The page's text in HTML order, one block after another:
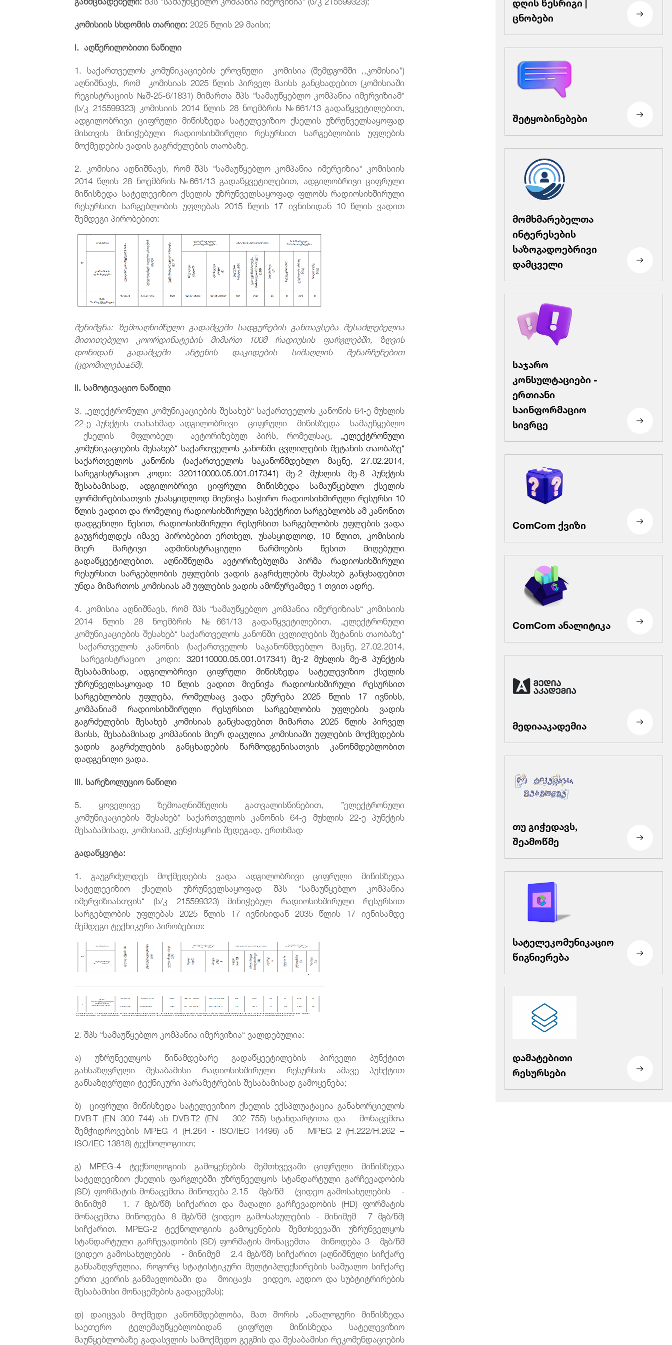
კომისიის სხდომის თარიღი:2025 წლის 29 მაისი;
I. აღწერილობითი ნაწილი
1. საქართველოს კომუნიკაციების ეროვნული კომისია (შემდგომში ,,კომისია”)
აღნიშნავს, რომ კომისიას 2025 წლის პირველ მაისს განცხადებით (კომისიაში
რეგისტრაციის №შ-25-6/1831) მიმართა შპს “სამაუწყებლო კომპანია იმერვიზიამ“
(ს/კ 215599323) კომისიის 2014 წლის 28 ნოემბრის №661/13 გადაწყვეტილებით,
ადგილობრივი ციფრული მიწისზედა სატელევიზიო ქსელის უზრუნველსაყოფად
მისთვის მინიჭებული რადიოსიხშირული რესურსით სარგებლობის უფლების
მოქმედების ვადის გაგრძელების თაობაზე.
2. კომისია აღნიშნავს, რომ შპს “სამაუწყებლო კომპანია იმერვიზია“ კომისიის
2014 წლის 28 ნოემბრის №661/13 გადაწყვეტილებით, ადგილობრივი ციფრული
მიწისზედა სატელევიზიო ქსელის უზრუნველსაყოფად ფლობს რადიოსიხშირული
რესურსით სარგებლობის უფლებას 2015 წლის 17 ივნისიდან 10 წლის ვადით
შემდეგი პირობებით:
შენიშვნა: ზემოაღნიშნული გადამცემი სადგურების განთავსება შესაძლებელია
მითითებული კოორდინატების მიმართ 100მ რადიუსის ფარგლებში, ზღვის
დონიდან გადამცემი ანტენის დაკიდების სიმაღლის შენარჩუნებით
(ცდომილება±5მ).
II. სამოტივაციო ნაწილი
3. „ელექტრონული კომუნიკაციების შესახებ“ საქართველოს კანონის 64-ე მუხლის
22-ე პუნქტის თანახმად ადგილობრივი ციფრული მიწისზედა სამაუწყებლო
ქსელის მფლობელ ავტორიზებულ პირს, რომელსაც, „ელექტრონული
კომუნიკაციების შესახებ“ საქართველოს კანონში ცვლილების შეტანის თაობაზე“
საქართველოს კანონის (საქართველოს საკანონმდებლო მაცნე, 27.02.2014,
სარეგისტრაციო კოდი: 320110000.05.001.017341) მე-2 მუხლის მე-8 პუნქტის
შესაბამისად, ადგილობრივი ციფრული მიწისზედა სამაუწყებლო ქსელის
ფორმირებისათვის უსასყიდლოდ მიენიჭა საჭირო რადიოსიხშირული რესურსი 10
წლის ვადით და რომელიც რადიოსიხშირული სპექტრით სარგებლობს ამ კანონით
დადგენილი წესით, რადიოსიხშირული რესურსით სარგებლობის უფლების ვადა
გაუგრძელდეს იმავე პირობებით ერთხელ, უსასყიდლოდ, 10 წლით, კომისიის
მიერ მარტივი ადმინისტრაციული წარმოების წესით მიღებული
გადაწყვეტილებით. აღნიშნულმა ავტორიზებულმა პირმა რადიოსიხშირული
რესურსით სარგებლობის უფლების ვადის გაგრძელების შესახებ განცხადებით
უნდა მიმართოს კომისიას ამ უფლების ვადის ამოწურვამდე 1 თვით ადრე.
4. კომისია აღნიშნავს, რომ შპს “სამაუწყებლო კომპანია იმერვიზიას“ კომისიის
2014 წლის 28 ნოემბრის №661/13 გადაწყვეტილებით, „ელექტრონული
კომუნიკაციების შესახებ“ საქართველოს კანონში ცვლილების შეტანის თაობაზე“
საქართველოს კანონის (საქართველოს საკანონმდებლო მაცნე, 27.02.2014,
სარეგისტრაციო კოდი: 320110000.05.001.017341) მე-2 მუხლის მე-8 პუნქტის
შესაბამისად, ადგილობრივი ციფრული მიწისზედა სატელევიზიო ქსელის
უზრუნველსაყოფად 10 წლის ვადით მიენიჭა რადიოსიხშირული რესურსით
სარგებლობის უფლება, რომელსაც ვადა ეწურება 2025 წლის 17 ივნისს,
კომპანიამ რადიოსიხშირული რესურსით სარგებლობის უფლების ვადის
გაგრძელების შესახებ კომისიას განცხადებით მიმართა 2025 წლის პირველ
მაისს, შესაბამისად კომპანიის მიერ დაცულია კომისიაში უფლების მოქმედების
ვადის გაგრძელების განცხადების წარმოდგენისათვის კანონმდებლობით
დადგენილი ვადა.
III. სარეზოლუციო ნაწილი
5. ყოველივე ზემოაღნიშნულის გათვალისწინებით, ”ელექტრონული
კომუნიკაციების შესახებ” საქართველოს კანონის 64-ე მუხლის 22-ე პუნქტის
შესაბამისად, კომისიამ, კენჭისყრის შედეგად, ერთხმად
გადაწყვიტა:
1. გაუგრძელდეს მოქმედების ვადა ადგილობრივი ციფრული მიწისზედა
სატელევიზიო ქსელის უზრუნველსაყოფად შპს “სამაუწყებლო კომპანია
იმერვიზიასთვის“ (ს/კ 215599323) მინიჭებულ რადიოსიხშირული რესურსით
სარგებლობის უფლებას 2025 წლის 17 ივნისიდან 2035 წლის 17 ივნისამდე
შემდეგი ტექნიკური პირობებით:
2. შპს “სამაუწყებლო კომპანია იმერვიზია“ ვალდებულია:
ა) უზრუნველყოს წინამდებარე გადაწყვეტილების პირველი პუნქტით
განსაზღვრული შესაბამისი რადიოსიხშირული რესურსის ამავე პუნქტით
განსაზღვრული ტექნიკური პარამეტრების შესაბამისად გამოყენება;
ბ) ციფრული მიწისზედა სატელევიზიო ქსელის ექსპლუატაცია განახორციელოს
DVB-T (EN 300 744) ან DVB-T2 (EN 302 755) სტანდარტითა და მონაცემთა
შემჭიდროვების MPEG 4 (H.264 - ISO/IEC 14496) ან MPEG 2 (H.222/H.262 –
ISO/IEC 13818) ტექნოლოგიით;
გ) MPEG-4 ტექნოლოგიის გამოყენების შემთხვევაში ციფრული მიწისზედა
სატელევიზიო ქსელის ფარგლებში უზრუნველყოს სტანდარტული გარჩევადობის
(SD) ფორმატის მონაცემთა მიწოდება 2.15 მგბ/წმ (ვიდეო გამოსახულების -
მინიმუმ 1. 7 მგბ/წმ) სიჩქარით და მაღალი გარჩევადობის (HD) ფორმატის
მონაცემთა მიწოდება 8 მგბ/წმ (ვიდეო გამოსახულების - მინიმუმ 7 მგბ/წმ)
სიჩქარით. MPEG-2 ტექნოლოგიის გამოყენების შემთხვევაში უზრუნველყოს
სტანდარტული გარჩევადობის (SD) ფორმატის მონაცემთა მიწოდება 3 მგბ/წმ
(ვიდეო გამოსახულების - მინიმუმ 2.4 მგბ/წმ) სიჩქარით (აღნიშნული სიჩქარე
განსაზღვრულია, როგორც სტატისტიკური მულტიპლექსირების საშუალო სიჩქარე
ერთი კვირის განმავლობაში და მოიცავს ვიდეო, აუდიო და სუბტიტრირების
შესაბამისი მონაცემების გადაცემას);
დ) დაიცვას მოქმედი კანონმდებლობა, მათ შორის „ანალოგური მიწისზედა
საეთერო ტელემაუწყებლობიდან ციფრულ მიწისზედა სატელევიზიო
მაუწყებლობაზე გადასვლის სამოქმედო გეგმის და შესაბამისი რეკომენდაციების
ცნობები
შეტყობინებები
მომხმარებელთა
ინტერესების
საზოგადოებრივი
დამცველი
საჯარო
კონსულტაციები -
ერთიანი
საინფორმაციო
სივრცე
ComCom ქვიზი
ComCom ანალიტიკა
მედიააკადემია
თუ გიჭედავს,
შეამოწმე
სატელეკომუნიკაციო
წიგნიერება
დამატებითი
რესურსები